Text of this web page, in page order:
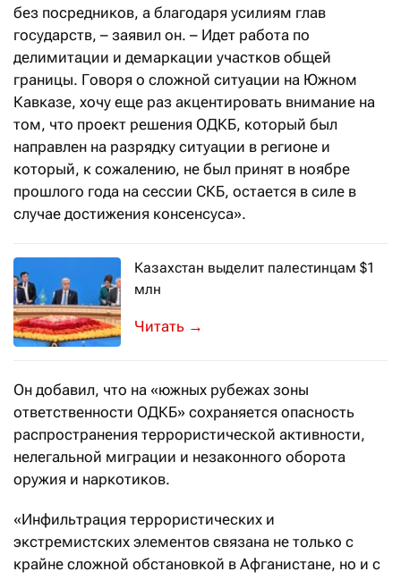
без посредников, а благодаря усилиям глав
государств, – заявил он. – Идет работа по
делимитации и демаркации участков общей
границы. Говоря о сложной ситуации на Южном
Кавказе, хочу еще раз акцентировать внимание на
том, что проект решения ОДКБ, который был
направлен на разрядку ситуации в регионе и
который, к сожалению, не был принят в ноябре
прошлого года на сессии СКБ, остается в силе в
случае достижения консенсуса».
Казахстан выделит палестинцам $1
млн
Такое заявление сделал президент
→
Он добавил, что на «южных рубежах зоны
ответственности ОДКБ» сохраняется опасность
распространения террористической активности,
нелегальной миграции и незаконного оборота
оружия и наркотиков.
«Инфильтрация террористических и
экстремистских элементов связана не только с
крайне сложной обстановкой в Афганистане, но и с